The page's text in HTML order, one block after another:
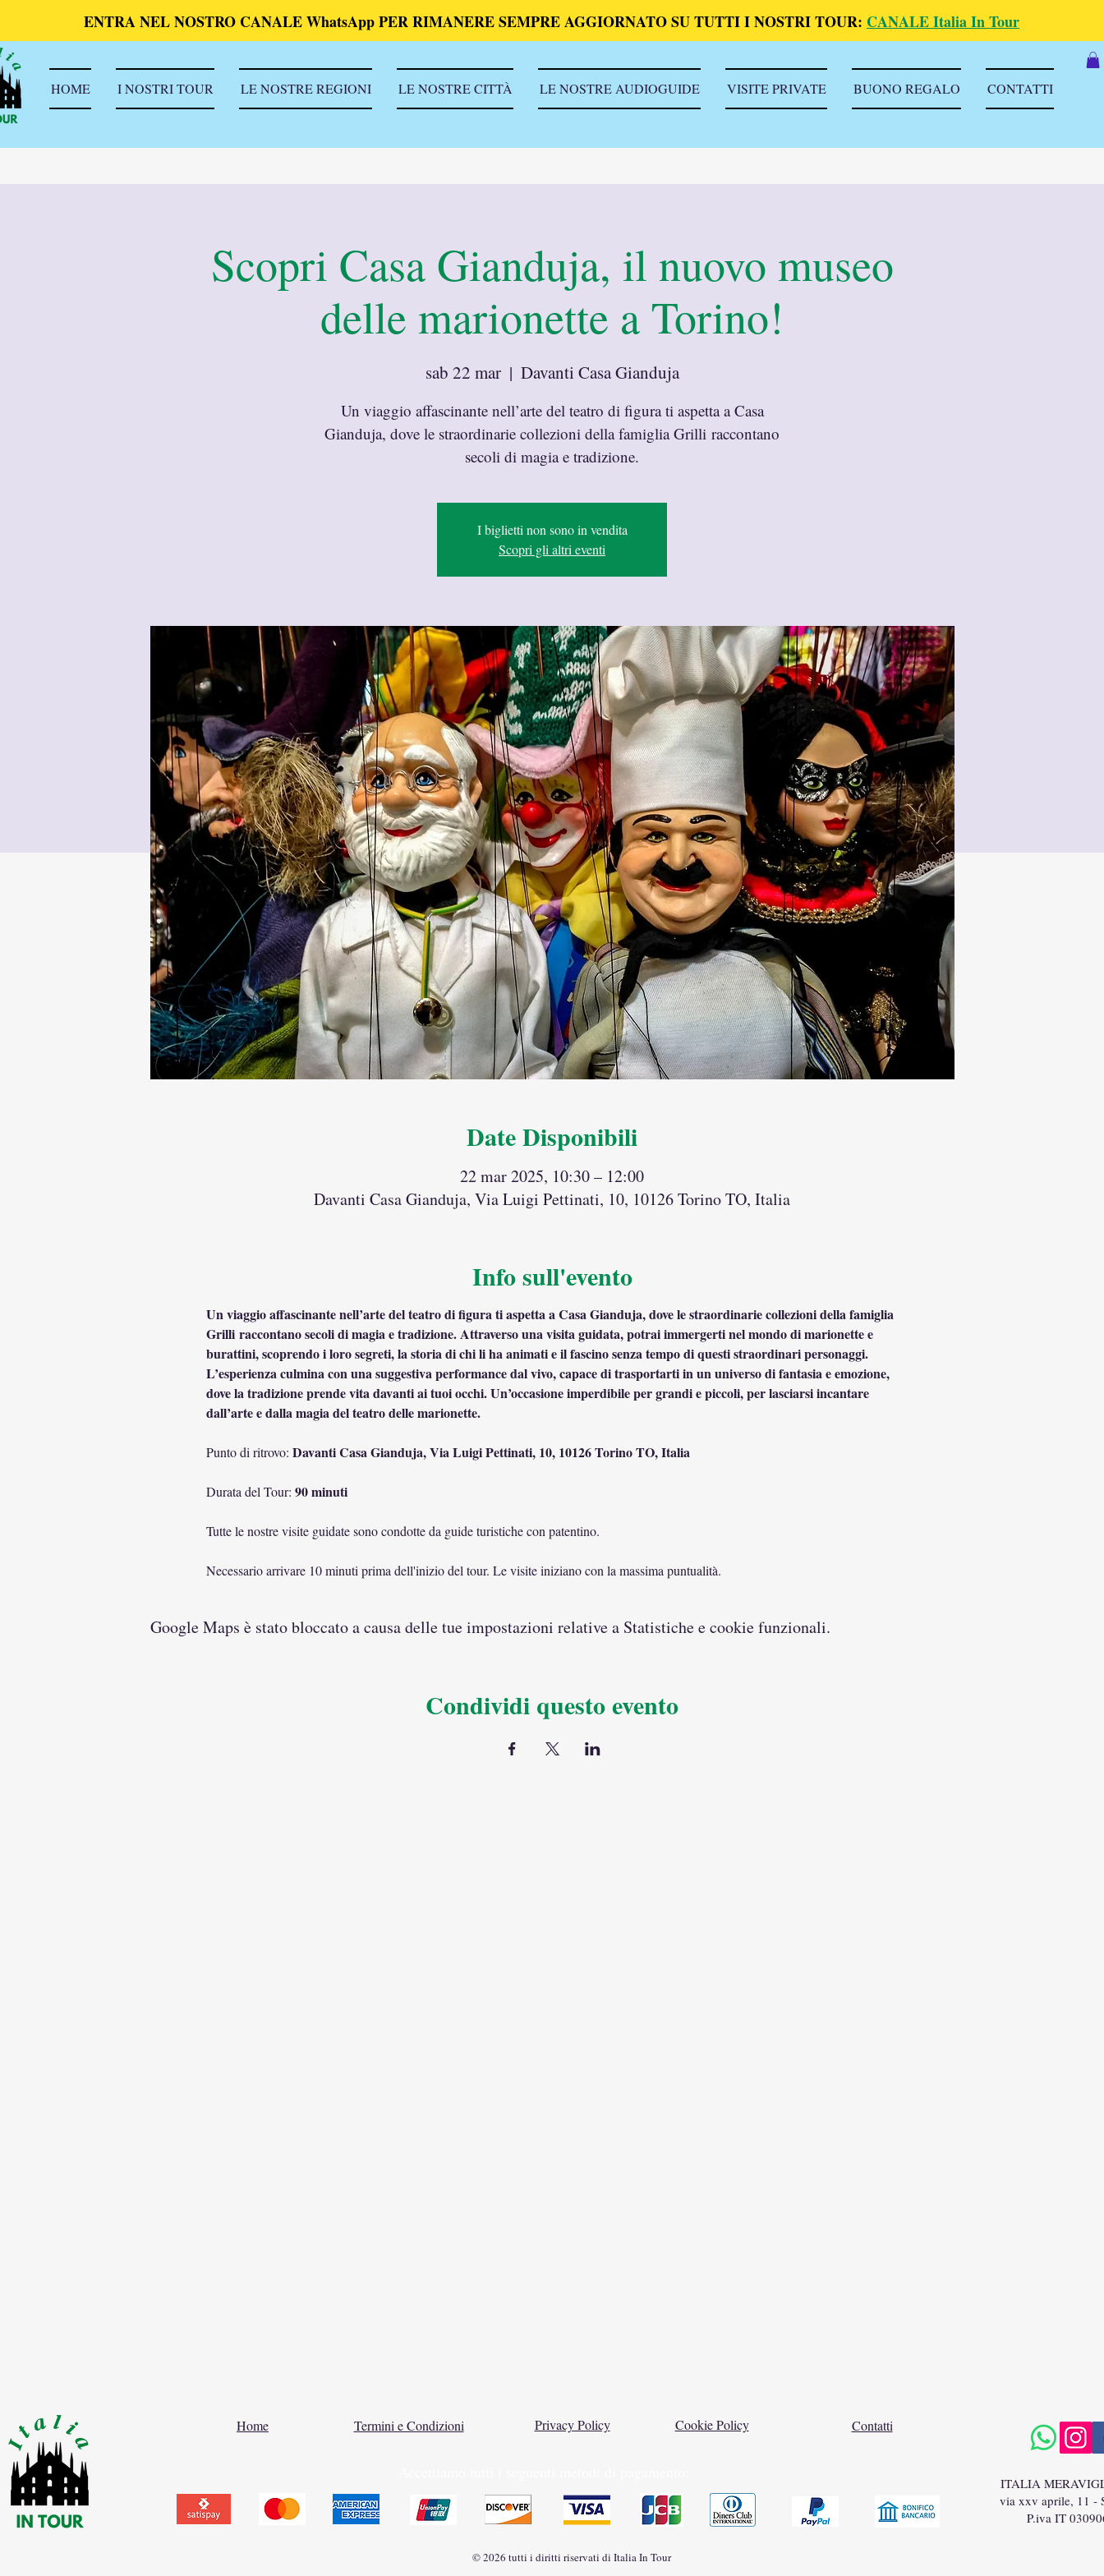
ENTRA NEL NOSTRO CANALE WhatsApp PER RIMANERE SEMPRE AGGIORNATO SU TUTTI I NOSTRI TOUR: CANALE Italia In Tour
HOME I NOSTRI TOUR LE NOSTRE REGIONI LE NOSTRE CITTÀ LE NOSTRE AUDIOGUIDE VISITE PRIVATE BUONO REGALO CONTATTI
Scopri Casa Gianduja, il nuovo museo
delle marionette a Torino!
sab 22 mar
  |
Davanti Casa Gianduja
Un viaggio affascinante nell’arte del teatro di figura ti aspetta a Casa
Gianduja, dove le straordinarie collezioni della famiglia Grilli raccontano
secoli di magia e tradizione.
I biglietti non sono in vendita
Scopri gli altri eventi
Date Disponibili
22 mar 2025, 10:30 – 12:00
Davanti Casa Gianduja, Via Luigi Pettinati, 10, 10126 Torino TO, Italia
Info sull'evento
Un viaggio affascinante nell’arte del teatro di figura ti aspetta a Casa Gianduja, dove le straordinarie collezioni della famiglia
Grilli raccontano secoli di magia e tradizione. Attraverso una visita guidata, potrai immergerti nel mondo di marionette e
burattini, scoprendo i loro segreti, la storia di chi li ha animati e il fascino senza tempo di questi straordinari personaggi.
L’esperienza culmina con una suggestiva performance dal vivo, capace di trasportarti in un universo di fantasia e emozione,
dove la tradizione prende vita davanti ai tuoi occhi. Un’occasione imperdibile per grandi e piccoli, per lasciarsi incantare
dall’arte e dalla magia del teatro delle marionette.
Punto di ritrovo: Davanti Casa Gianduja, Via Luigi Pettinati, 10, 10126 Torino TO, Italia
Durata del Tour: 90 minuti
Tutte le nostre visite guidate sono condotte da guide turistiche con patentino.
Necessario arrivare 10 minuti prima dell'inizio del tour. Le visite iniziano con la massima puntualità.
Google Maps è stato bloccato a causa delle tue impostazioni relative a Statistiche e cookie funzionali.
Condividi questo evento
Home Termini e Condizioni Privacy Policy Cookie Policy Contatti
ITALIA
via xxv aprile, 11 -
P.iva IT
© 2026 tutti i diritti riservati di Italia In Tour